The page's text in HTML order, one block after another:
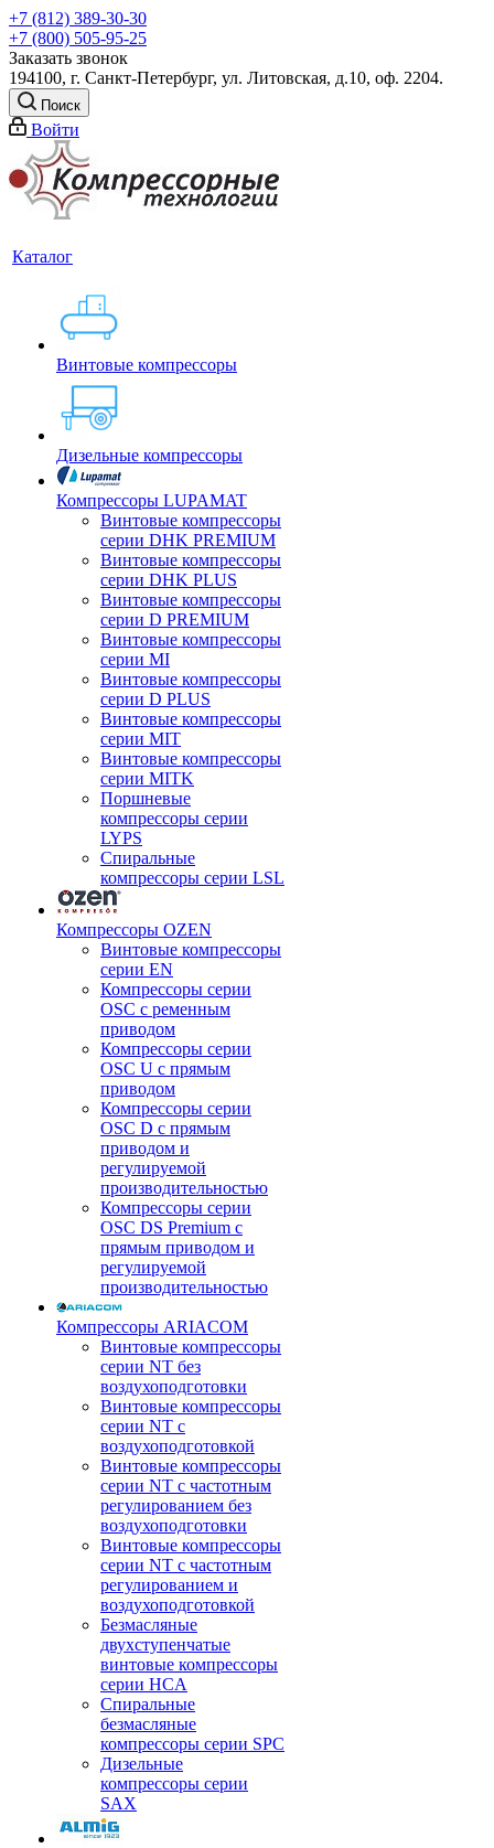
+7 (812) 389-30-30
+7 (800) 505-95-25
Заказать звонок
194100, г. Санкт-Петербург, ул. Литовская, д.10, оф. 2204.
Поиск
Войти
Каталог
Винтовые компрессоры
Дизельные компрессоры
Компрессоры LUPAMAT
Винтовые компрессоры
серии DHK PREMIUM
Винтовые компрессоры
серии DHK PLUS
Винтовые компрессоры
серии D PREMIUM
Винтовые компрессоры
серии MI
Винтовые компрессоры
серии D PLUS
Винтовые компрессоры
серии MIT
Винтовые компрессоры
серии MITK
Поршневые
компрессоры серии
LYPS
Спиральные
компрессоры серии LSL
Компрессоры OZEN
Винтовые компрессоры
серии EN
Компрессоры серии
OSC с ременным
приводом
Компрессоры серии
OSC U с прямым
приводом
Компрессоры серии
OSC D с прямым
приводом и
регулируемой
производительностью
Компрессоры серии
OSC DS Premium с
прямым приводом и
регулируемой
производительностью
Компрессоры ARIACOM
Винтовые компрессоры
серии NT без
воздухоподготовки
Винтовые компрессоры
серии NT c
воздухоподготовкой
Винтовые компрессоры
серии NT с частотным
регулированием без
воздухоподготовки
Винтовые компрессоры
серии NT с частотным
регулированием и
воздухоподготовкой
Безмасляные
двухступенчатые
винтовые компрессоры
серии HCA
Спиральные
безмасляные
компрессоры серии SPC
Дизельные
компрессоры серии
SAX